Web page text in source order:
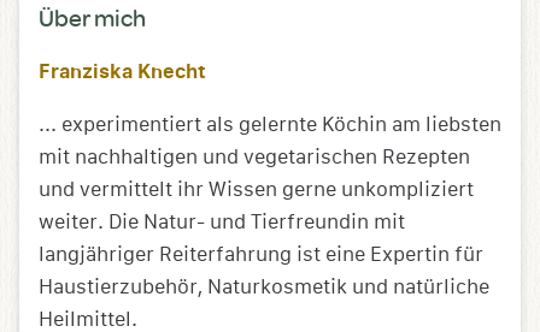
Über mich
Franziska Knecht
... experimentiert als gelernte Köchin am liebsten
mit nachhaltigen und vegetarischen Rezepten
und vermittelt ihr Wissen gerne unkompliziert
weiter. Die Natur- und Tierfreundin mit
langjähriger Reiterfahrung ist eine Expertin für
Haustierzubehör, Naturkosmetik und natürliche
Heilmittel.